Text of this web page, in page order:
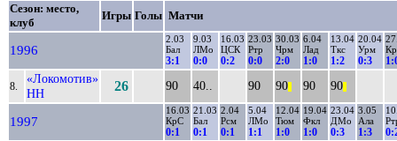
Сезон: место,
клуб
Игры Голы Матчи
1996
2.03
Бал
3:1
9.03
ЛМо
0:0
16.03
ЦСК
0:2
23.03
Ртр
0:0
30.03
Чрм
2:0
6.04
Лад
1:0
13.04
Ткс
1:2
20.04
Урм
0:3
8.
«Локомотив»
НН
26 90 40.. 90 90 90 90
1997
16.03
КрС
0:1
21.03
Бал
0:1
2.04
Рсм
0:1
5.04
ЛМо
1:1
12.04
Тюм
1:0
19.04
Фкл
1:0
23.04
ДМо
0:3
3.05
Ала
1:3